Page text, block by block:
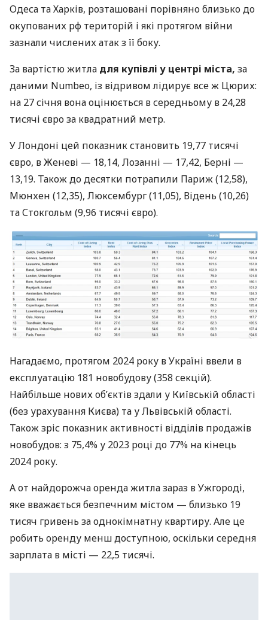
Одеса та Харків, розташовані порівняно близько до
окупованих рф територій і які протягом війни
зазнали числених атак з її боку.
За вартістю житла для купівлі у центрі міста, за
даними Numbeo, із відривом лідирує все ж Цюрих:
на 27 січня вона оцінюється в середньому в 24,28
тисячі євро за квадратний метр.
У Лондоні цей показник становить 19,77 тисячі
євро, в Женеві — 18,14, Лозанні — 17,42, Берні —
13,19. Також до десятки потрапили Париж (12,58),
Мюнхен (12,35), Люксембург (11,05), Відень (10,26)
та Стокгольм (9,96 тисячі євро).
Нагадаємо, протягом 2024 року в Україні ввели в
експлуатацію 181 новобудову (358 секцій).
Найбільше нових об’єктів здали у Київській області
(без урахування Києва) та у Львівській області.
Також зріс показник активності відділів продажів
новобудов: з 75,4% у 2023 році до 77% на кінець
2024 року.
А от найдорожча оренда житла зараз в Ужгороді,
яке вважається безпечним містом — близько 19
тисяч гривень за однокімнатну квартиру. Але це
робить оренду менш доступною, оскільки середня
зарплата в місті — 22,5 тисячі.